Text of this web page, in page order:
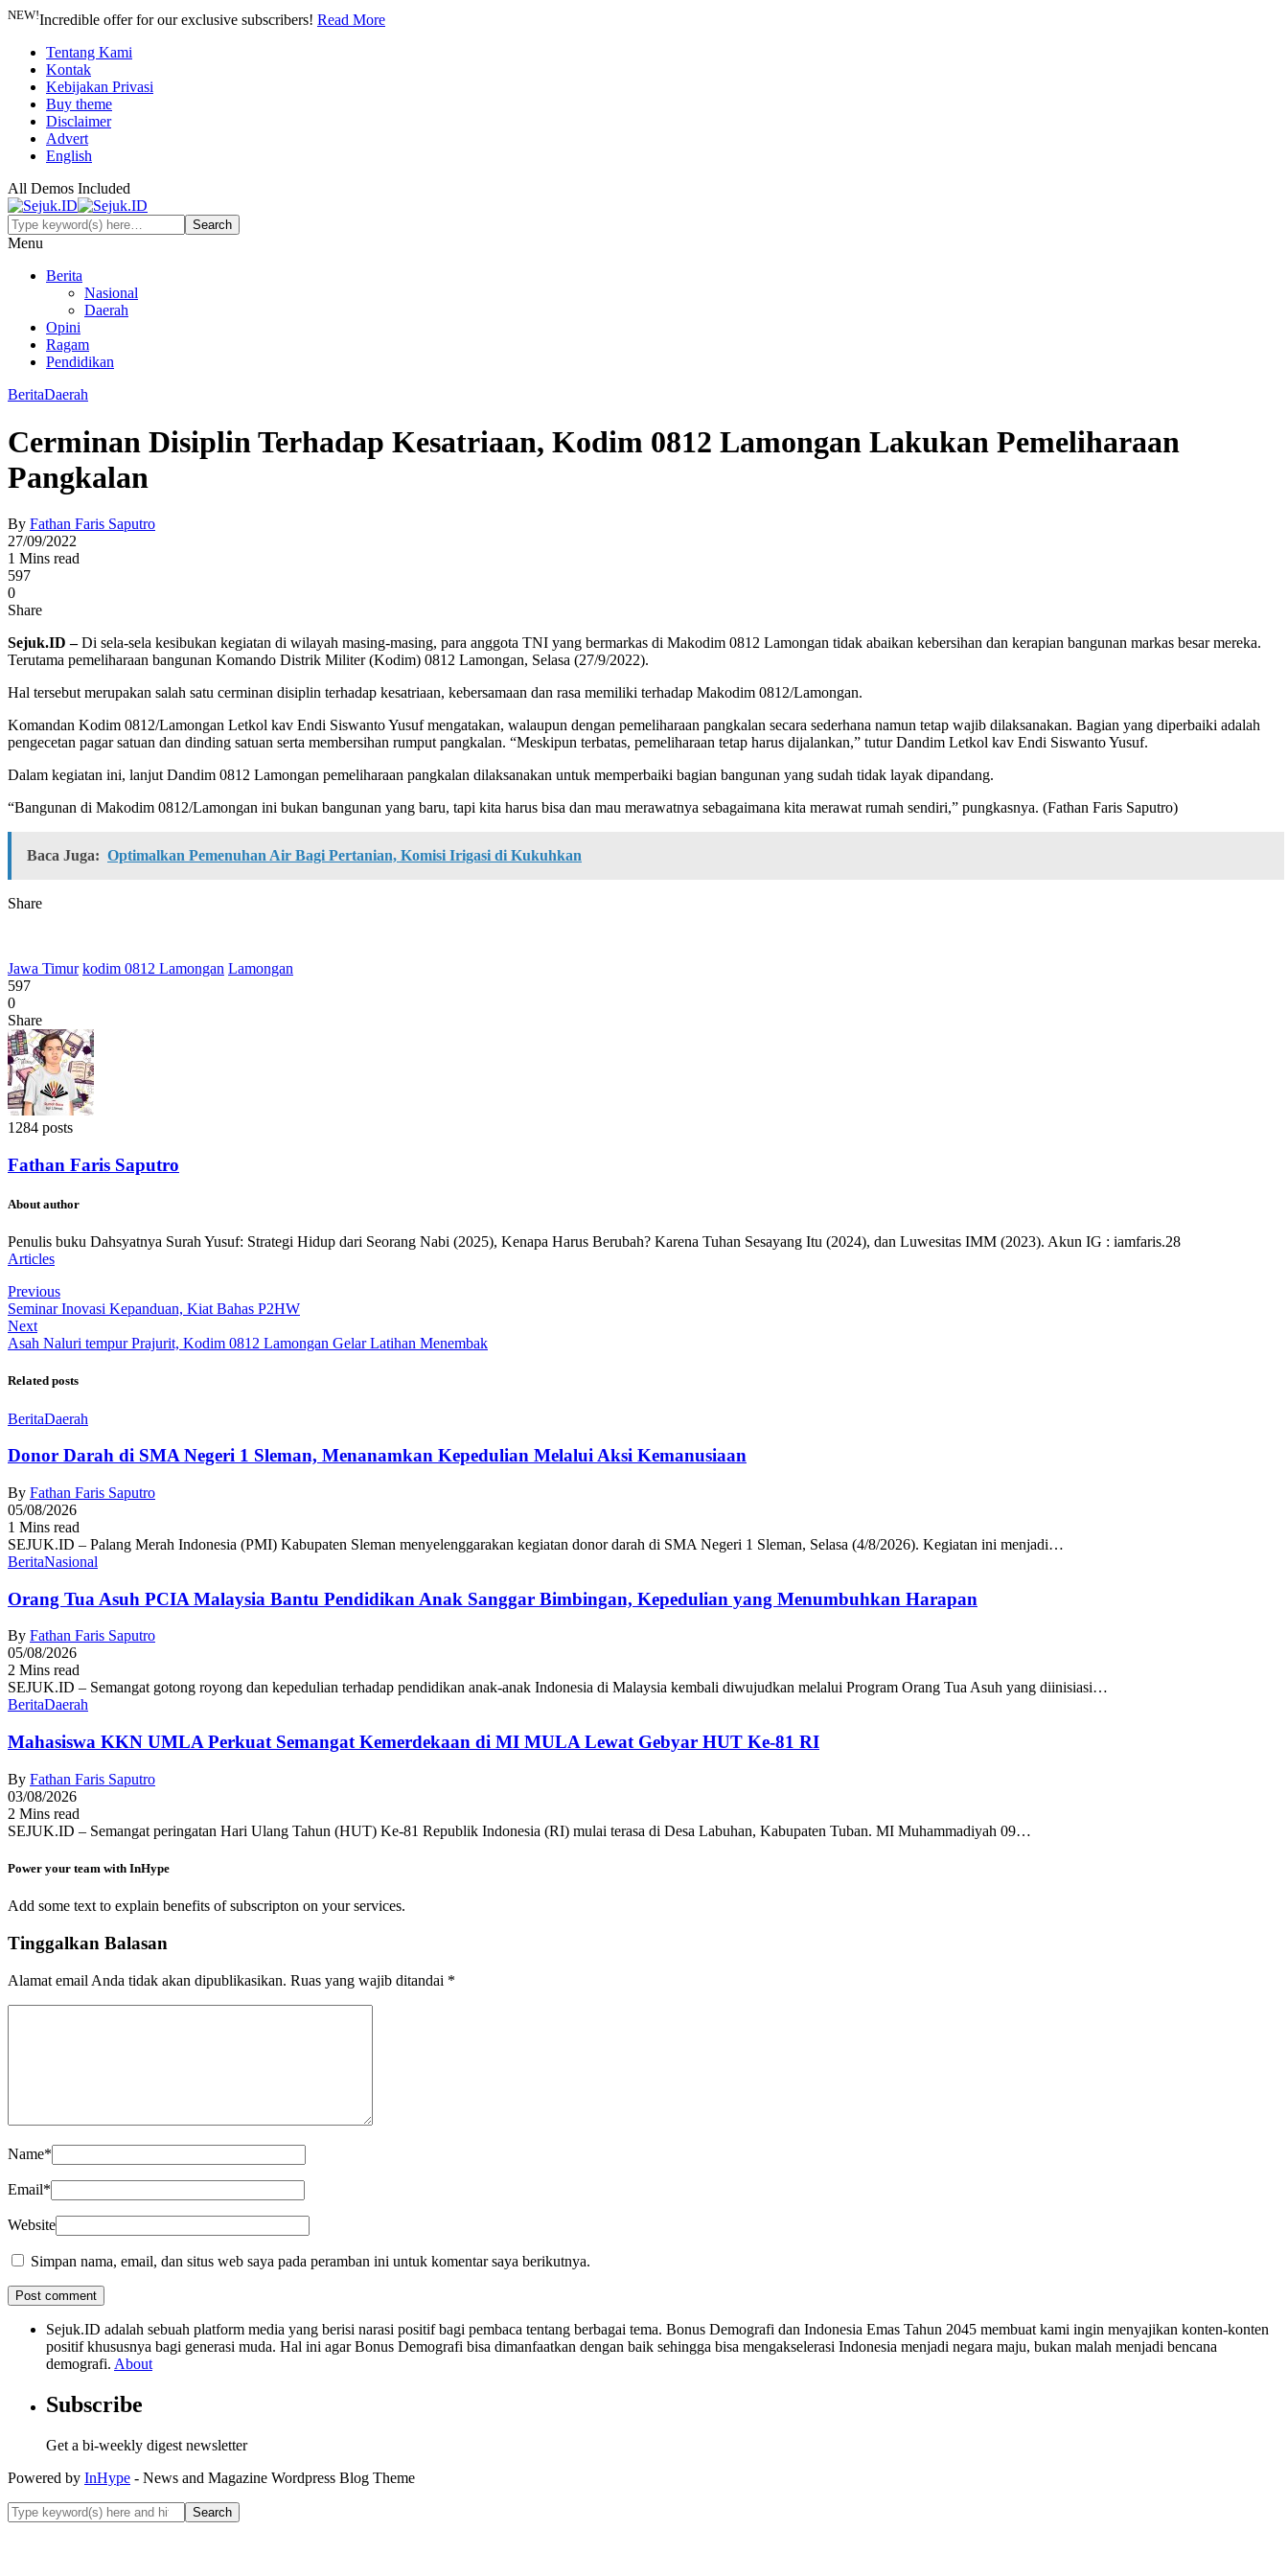
NEW!Incredible offer for our exclusive subscribers! Read More
Tentang Kami
Kontak
Kebijakan Privasi
Buy theme
Disclaimer
Advert
English
All Demos Included
Menu
Berita
Nasional
Daerah
Opini
Ragam
Pendidikan
BeritaDaerah
Cerminan Disiplin Terhadap Kesatriaan, Kodim 0812 Lamongan Lakukan Pemeliharaan
Pangkalan
By Fathan Faris Saputro
27/09/2022
1 Mins read
597
0
Share
Sejuk.ID –Di sela-sela kesibukan kegiatan di wilayah masing-masing, para anggota TNI yang bermarkas di Makodim 0812 Lamongan tidak abaikan kebersihan dan kerapian bangunan markas besar mereka.
Terutama pemeliharaan bangunan Komando Distrik Militer (Kodim) 0812 Lamongan, Selasa (27/9/2022).
Hal tersebut merupakan salah satu cerminan disiplin terhadap kesatriaan, kebersamaan dan rasa memiliki terhadap Makodim 0812/Lamongan.
Komandan Kodim 0812/Lamongan Letkol kav Endi Siswanto Yusuf mengatakan, walaupun dengan pemeliharaan pangkalan secara sederhana namun tetap wajib dilaksanakan. Bagian yang diperbaiki adalah
pengecetan pagar satuan dan dinding satuan serta membersihan rumput pangkalan. “Meskipun terbatas, pemeliharaan tetap harus dijalankan,” tutur Dandim Letkol kav Endi Siswanto Yusuf.
Dalam kegiatan ini, lanjut Dandim 0812 Lamongan pemeliharaan pangkalan dilaksanakan untuk memperbaiki bagian bangunan yang sudah tidak layak dipandang.
“Bangunan di Makodim 0812/Lamongan ini bukan bangunan yang baru, tapi kita harus bisa dan mau merawatnya sebagaimana kita merawat rumah sendiri,” pungkasnya. (Fathan Faris Saputro)
Baca Juga: Optimalkan Pemenuhan Air Bagi Pertanian, Komisi Irigasi di Kukuhkan
Share
Jawa Timur kodim 0812 Lamongan Lamongan
597
0
Share
1284 posts
Fathan Faris Saputro
About author
Penulis buku Dahsyatnya Surah Yusuf: Strategi Hidup dari Seorang Nabi (2025), Kenapa Harus Berubah? Karena Tuhan Sesayang Itu (2024), dan Luwesitas IMM (2023). Akun IG : iamfaris.28
Articles
Previous
Seminar Inovasi Kepanduan, Kiat Bahas P2HW
Next
Asah Naluri tempur Prajurit, Kodim 0812 Lamongan Gelar Latihan Menembak
Related posts
BeritaDaerah
Donor Darah di SMA Negeri 1 Sleman, Menanamkan Kepedulian Melalui Aksi Kemanusiaan
By Fathan Faris Saputro
05/08/2026
1 Mins read
SEJUK.ID – Palang Merah Indonesia (PMI) Kabupaten Sleman menyelenggarakan kegiatan donor darah di SMA Negeri 1 Sleman, Selasa (4/8/2026). Kegiatan ini menjadi…
BeritaNasional
Orang Tua Asuh PCIA Malaysia Bantu Pendidikan Anak Sanggar Bimbingan, Kepedulian yang Menumbuhkan Harapan
By Fathan Faris Saputro
05/08/2026
2 Mins read
SEJUK.ID – Semangat gotong royong dan kepedulian terhadap pendidikan anak-anak Indonesia di Malaysia kembali diwujudkan melalui Program Orang Tua Asuh yang diinisiasi…
BeritaDaerah
Mahasiswa KKN UMLA Perkuat Semangat Kemerdekaan di MI MULA Lewat Gebyar HUT Ke-81 RI
By Fathan Faris Saputro
03/08/2026
2 Mins read
SEJUK.ID – Semangat peringatan Hari Ulang Tahun (HUT) Ke-81 Republik Indonesia (RI) mulai terasa di Desa Labuhan, Kabupaten Tuban. MI Muhammadiyah 09…
Power your team with InHype
Add some text to explain benefits of subscripton on your services.
Tinggalkan Balasan
Alamat email Anda tidak akan dipublikasikan. Ruas yang wajib ditandai *
Name*
Email*
Website
Simpan nama, email, dan situs web saya pada peramban ini untuk komentar saya berikutnya.
Sejuk.ID adalah sebuah platform media yang berisi narasi positif bagi pembaca tentang berbagai tema. Bonus Demografi dan Indonesia Emas Tahun 2045 membuat kami ingin menyajikan konten-konten
positif khususnya bagi generasi muda. Hal ini agar Bonus Demografi bisa dimanfaatkan dengan baik sehingga bisa mengakselerasi Indonesia menjadi negara maju, bukan malah menjadi bencana
demografi. About
Subscribe
Get a bi-weekly digest newsletter
Powered by InHype - News and Magazine Wordpress Blog Theme